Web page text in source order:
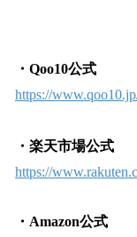
・Qoo10公式
https://
・楽天市場公式
https://
・Amazon公式